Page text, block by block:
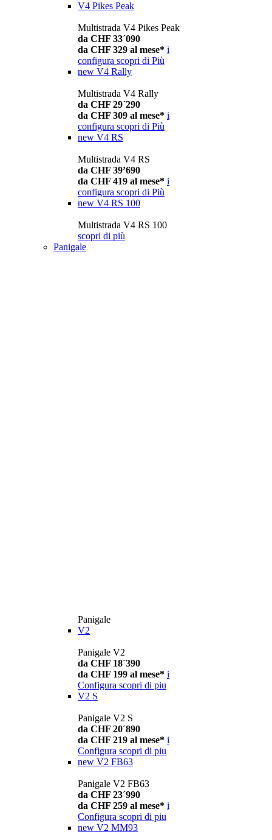
V4 Pikes Peak
Multistrada V4 Pikes Peak
da CHF 33´090
da CHF 329 al mese* i
configura scopri di Più
new V4 Rally
Multistrada V4 Rally
da CHF 29´290
da CHF 309 al mese* i
configura scopri di Più
new V4 RS
Multistrada V4 RS
da CHF 39’690
da CHF 419 al mese* i
configura scopri di Più
new V4 RS 100
Multistrada V4 RS 100
scopri di più
Panigale
Panigale
V2
Panigale V2
da CHF 18´390
da CHF 199 al mese* i
Configura scopri di piu
V2 S
Panigale V2 S
da CHF 20´890
da CHF 219 al mese* i
Configura scopri di piu
new V2 FB63
Panigale V2 FB63
da CHF 23´990
da CHF 259 al mese* i
Configura scopri di piu
new V2 MM93